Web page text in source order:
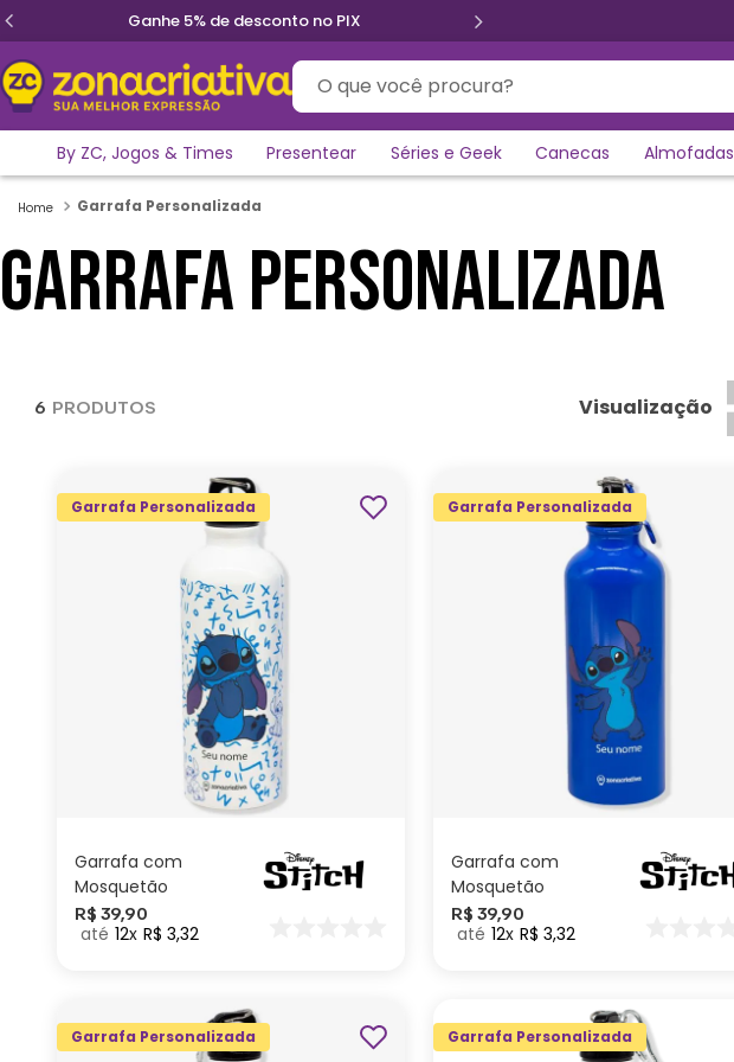
PIX Parcele em até 12x sem juros
O que você procura?
By ZC, Jogos & Times Presentear Séries e Geek Canecas Almofadas
Garrafa Personalizada
GARRAFA PERSONALIZADA
6 PRODUTOS Visualização
Garrafa Personalizada
Garrafa com
Mosquetão
Personalizada
Stitch Ícones –
R$ 39,90
12 R$ 3,32
ADICIONAR AO
CARRINHO
Garrafa Personalizada
Garrafa com
Mosquetão
Personalizada
Stitch Hi – Disney
R$ 39,90
12 R$ 3,32
ADICIONAR AO
CARRINHO
Garrafa Personalizada Garrafa Personalizada